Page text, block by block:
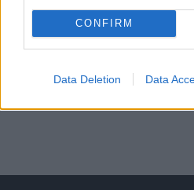
CONFIRM
Data Deletion Data
MÁR ELŐFIZETŐNK VAGY?